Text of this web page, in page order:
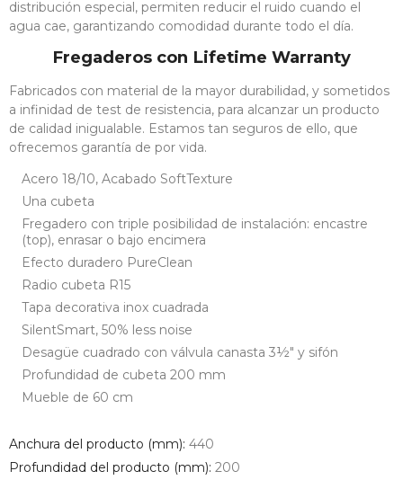
distribución especial, permiten reducir el ruido cuando el
agua cae, garantizando comodidad durante todo el día.
Fregaderos con Lifetime Warranty
Fabricados con material de la mayor durabilidad, y sometidos
a infinidad de test de resistencia, para alcanzar un producto
de calidad inigualable. Estamos tan seguros de ello, que
ofrecemos garantía de por vida.
Acero 18/10, Acabado SoftTexture
Una cubeta
Fregadero con triple posibilidad de instalación: encastre
(top), enrasar o bajo encimera
Efecto duradero PureClean
Radio cubeta R15
Tapa decorativa inox cuadrada
SilentSmart, 50% less noise
Desagüe cuadrado con válvula canasta 3½" y sifón
Profundidad de cubeta 200 mm
Mueble de 60 cm
Anchura del producto (mm): 440
Profundidad del producto (mm): 200
SET
Piezas De Acero